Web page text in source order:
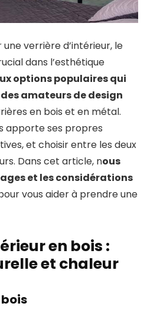
une verrière d’intérieur, le
dans l’esthétique
options populaires qui
amateurs de design
en bois et en métal.
apporte ses propres
et choisir entre les deux
Dans cet article, nous
et les considérations
vous aider à prendre une
en bois :
et chaleur